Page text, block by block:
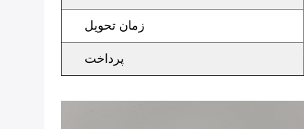
زمان تحویل
پرداخت